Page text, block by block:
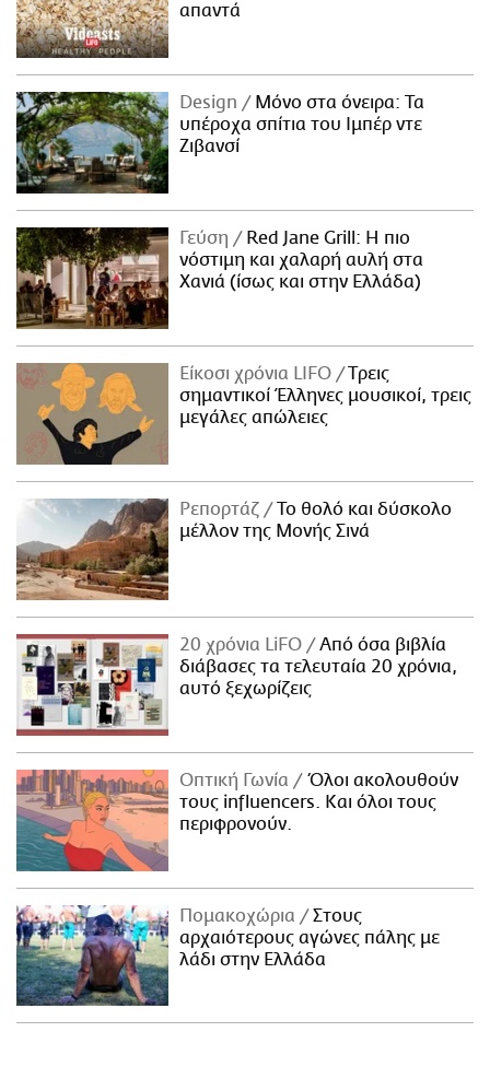
απαντά
Design
Μόνο στα όνειρα: Τα
υπέροχα σπίτια του Ιμπέρ ντε
Ζιβανσί
Γεύση
Red Jane Grill: Η πιο
νόστιμη και χαλαρή αυλή στα
Χανιά (ίσως και στην Ελλάδα)
Είκοσι χρόνια LIFO
Tρεις
σημαντικοί Έλληνες μουσικοί, τρεις
μεγάλες απώλειες
Ρεπορτάζ
Το θολό και δύσκολο
μέλλον της Μονής Σινά
20 χρόνια LiFO
Από όσα βιβλία
διάβασες τα τελευταία 20 χρόνια,
αυτό ξεχωρίζεις
Οπτική Γωνία
Όλοι ακολουθούν
τους influencers. Και όλοι τους
περιφρονούν.
Πομακοχώρια
Στους
αρχαιότερους αγώνες πάλης με
λάδι στην Ελλάδα